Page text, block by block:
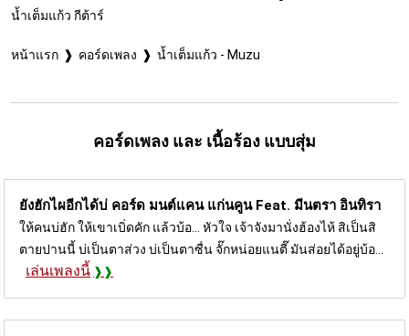
น้ำเต็มแก้ว กีต้าร์
หน้าแรก คอร์ดเพลง น้ำเต็มแก้ว - Muzu
คอร์ดเพลง และ เนื้อร้อง แบบสุ่ม
ยังฮักไผอีกได้บ่ คอร์ด มนต์แคน แก่นคูน Feat. มีนตรา อินทิรา
ให้คนบ่ฮัก ให้เขาเบิ่ดคัก แล้วบ้อ... หัวใจ เจ้าจังมานั่งฮ้องไห้ สิเป็นสิ
ตายปานนี้ บ่เป็นตาส่วง บ่เป็นตาซื่น จั๊กหน่อยแนตี๊ มันส่อยได้อยู่บ้อ...
เล่นเพลงนี้